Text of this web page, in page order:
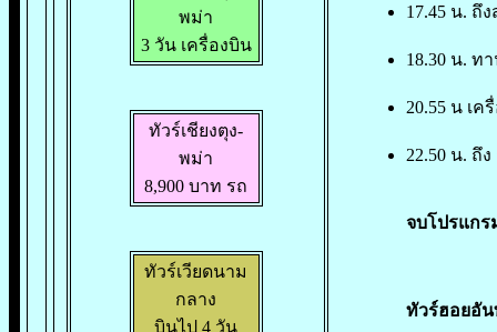
พม่า
3 วัน เครื่องบิน
ทัวร์เชียงตุง-
พม่า
8,900 บาท รถ
ทัวร์เวียดนาม
กลาง
บินไป 4 วัน
17.45 น. ถึ
18.30 น. ท
20.55 น เ
22.50 น. ถึ
จบโปรแกร
ทัวร์ฮอยอั